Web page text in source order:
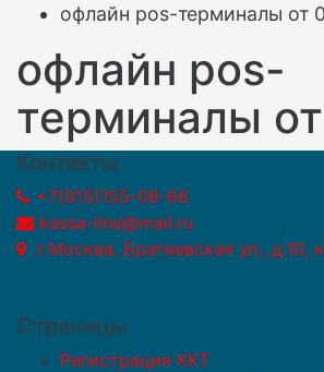
офлайн pos-терминалы от
офлайн pos-
терминалы
Контакты
+7(915)155-08-66
kassa-line@mail.ru
г.Москва, Братеевская ул., д.10,
Страницы
Регистрация ККТ